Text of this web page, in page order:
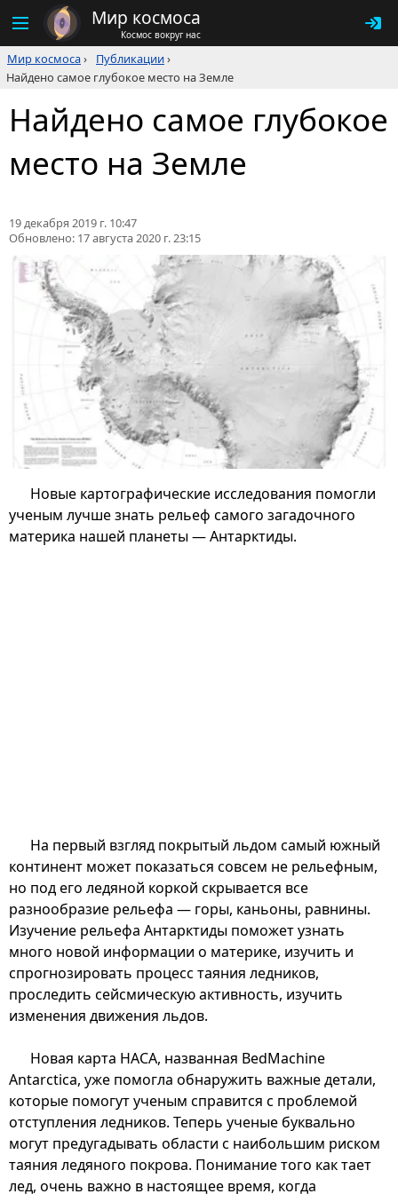
Мир космоса
Космос вокруг нас
Мир космоса› Публикации›
Найдено самое глубокое место на Земле
Найдено самое глубокое
место на Земле
19 декабря 2019 г. 10:47
Обновлено: 17 августа 2020 г. 23:15
Новые картографические исследования помогли
ученым лучше знать рельеф самого загадочного
материка нашей планеты — Антарктиды.
На первый взгляд покрытый льдом самый южный
континент может показаться совсем не рельефным,
но под его ледяной коркой скрывается все
разнообразие рельефа — горы, каньоны, равнины.
Изучение рельефа Антарктиды поможет узнать
много новой информации о материке, изучить и
спрогнозировать процесс таяния ледников,
проследить сейсмическую активность, изучить
изменения движения льдов.
Новая карта НАСА, названная BedMachine
Antarctica, уже помогла обнаружить важные детали,
которые помогут ученым справится с проблемой
отступления ледников. Теперь ученые буквально
могут предугадывать области с наибольшим риском
таяния ледяного покрова. Понимание того как тает
лед, очень важно в настоящее время, когда